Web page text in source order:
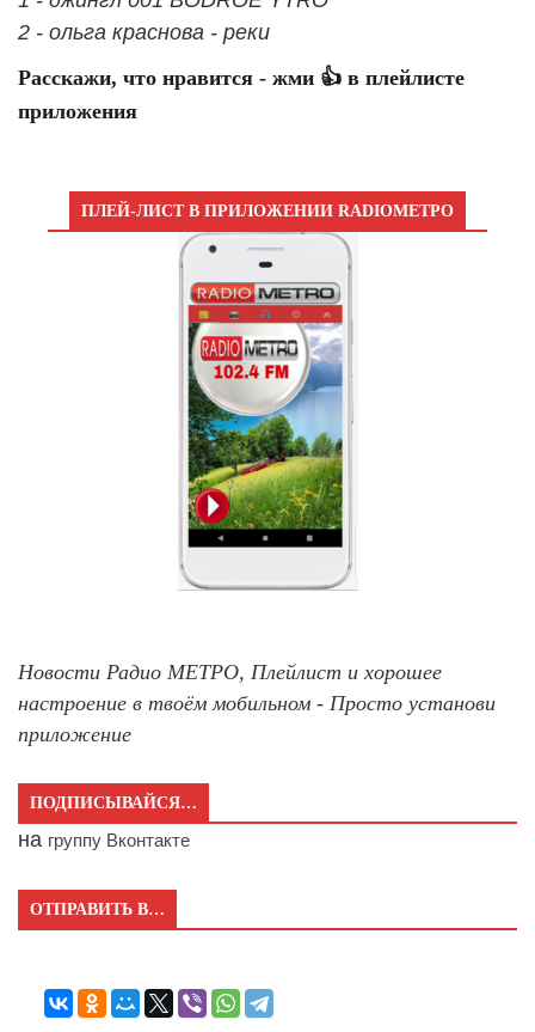
2 - ольга краснова - реки
Расскажи, что нравится - жми 👍 в плейлисте
приложения
ПЛЕЙ-ЛИСТ В ПРИЛОЖЕНИИ RADIOМЕТРО
Новости Радио МЕТРО, Плейлист и хорошее
настроение в твоём мобильном - Просто установи
приложение
ПОДПИСЫВАЙСЯ…
на группу Вконтакте
ОТПРАВИТЬ В…